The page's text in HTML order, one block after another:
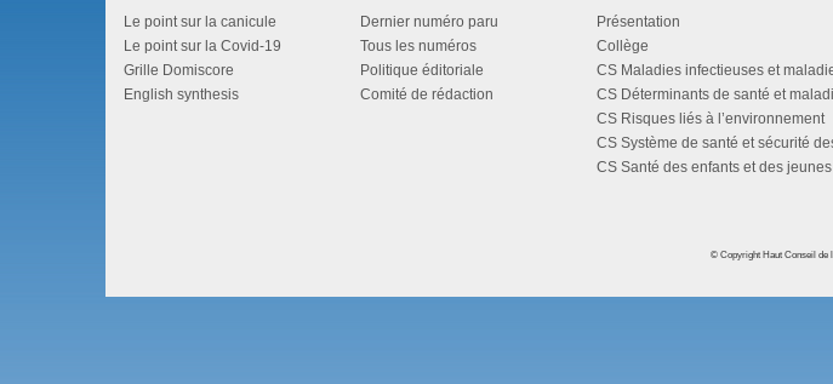
Présentation
Collège
CS Maladies infectieuses et
CS Déterminants de santé et
CS Risques liés à l’environnement
CS Système de santé et sécurité
CS Santé des enfants et des
Le point sur la canicule
Le point sur la Covid-19
Grille Domiscore
English synthesis
Dernier numéro paru
Tous les numéros
Politique éditoriale
Comité de rédaction
© Copyright Haut Conseil de